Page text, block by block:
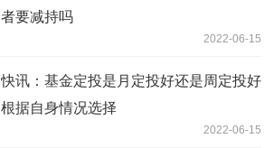
者要减持吗
2022-06-15
快讯：基金定投是月定投好还是周定投好
根据自身情况选择
2022-06-15